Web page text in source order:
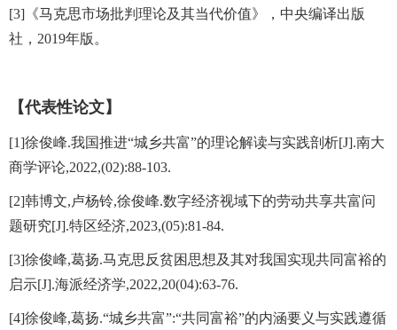
[3]《马克思市场批判理论及其当代价值》，中央编译出版
社，2019年版。
【代表性论文】
[1]徐俊峰.我国推进“城乡共富”的理论解读与实践剖析[J].南大
商学评论,2022,(02):88-103.
[2]韩博文,卢杨铃,徐俊峰.数字经济视域下的劳动共享共富问
题研究[J].特区经济,2023,(05):81-84.
[3]徐俊峰,葛扬.马克思反贫困思想及其对我国实现共同富裕的
启示[J].海派经济学,2022,20(04):63-76.
[4]徐俊峰,葛扬.“城乡共富”:“共同富裕”的内涵要义与实践遵循